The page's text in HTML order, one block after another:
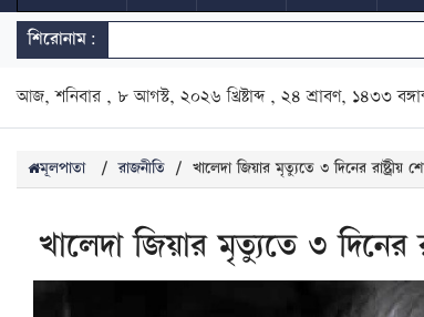
শিরোনাম:
আজ, শনিবার , ৮ আগস্ট, ২০২৬ খ্রিষ্টাব্দ , ২৪ শ্রাবণ, ১৪৩৩
মূলপাতা / রাজনীতি / খালেদা জিয়ার মৃত্যুতে ৩ দিনের রাষ্ট্রীয়
খালেদা জিয়ার মৃত্যুতে ৩ দিনের